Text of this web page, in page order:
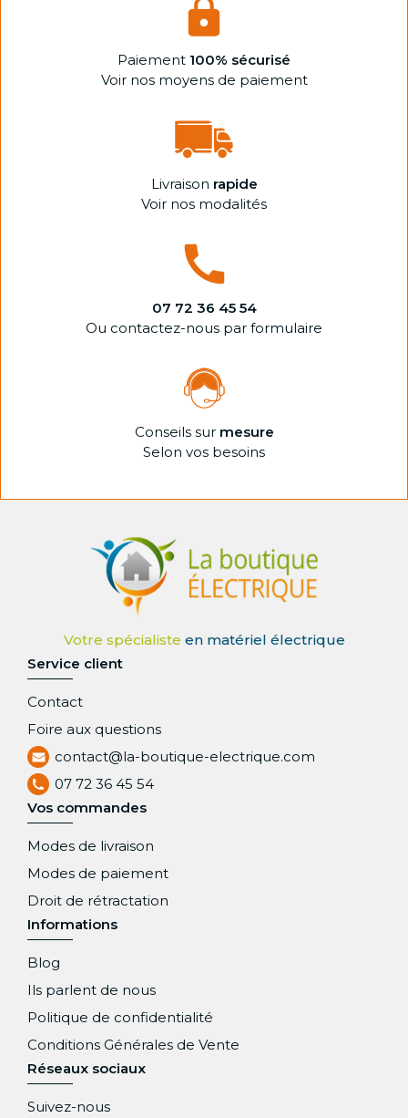
Paiement 100% sécurisé
Voir nos moyens de paiement
Livraison rapide
Voir nos modalités
07 72 36 45 54
Ou contactez-nous par formulaire
Conseils sur mesure
Selon vos besoins
Service client
Contact
Foire aux questions
contact@la-boutique-electrique.com
07 72 36 45 54
Vos commandes
Modes de livraison
Modes de paiement
Droit de rétractation
Informations
Blog
Ils parlent de nous
Politique de confidentialité
Conditions Générales de Vente
Réseaux sociaux
Suivez-nous